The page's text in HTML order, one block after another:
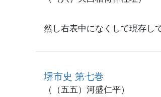
然し右表中になくして現存し
堺市史 第七巻
（（五五）河盛仁平）